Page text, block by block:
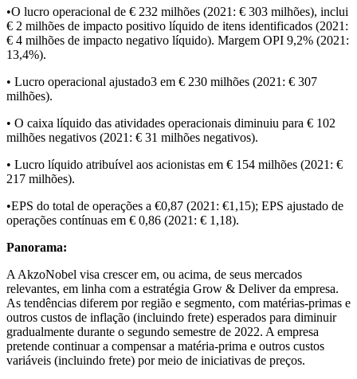
•O lucro operacional de € 232 milhões (2021: € 303 milhões), inclui
€ 2 milhões de impacto positivo líquido de itens identificados (2021:
€ 4 milhões de impacto negativo líquido). Margem OPI 9,2% (2021:
13,4%).
• Lucro operacional ajustado3 em € 230 milhões (2021: € 307
milhões).
• O caixa líquido das atividades operacionais diminuiu para € 102
milhões negativos (2021: € 31 milhões negativos).
• Lucro líquido atribuível aos acionistas em € 154 milhões (2021: €
217 milhões).
•EPS do total de operações a €0,87 (2021: €1,15); EPS ajustado de
operações contínuas em € 0,86 (2021: € 1,18).
Panorama:
A AkzoNobel visa crescer em, ou acima, de seus mercados
relevantes, em linha com a estratégia Grow & Deliver da empresa.
As tendências diferem por região e segmento, com matérias-primas e
outros custos de inflação (incluindo frete) esperados para diminuir
gradualmente durante o segundo semestre de 2022. A empresa
pretende continuar a compensar a matéria-prima e outros custos
variáveis ​​(incluindo frete) por meio de iniciativas de preços.